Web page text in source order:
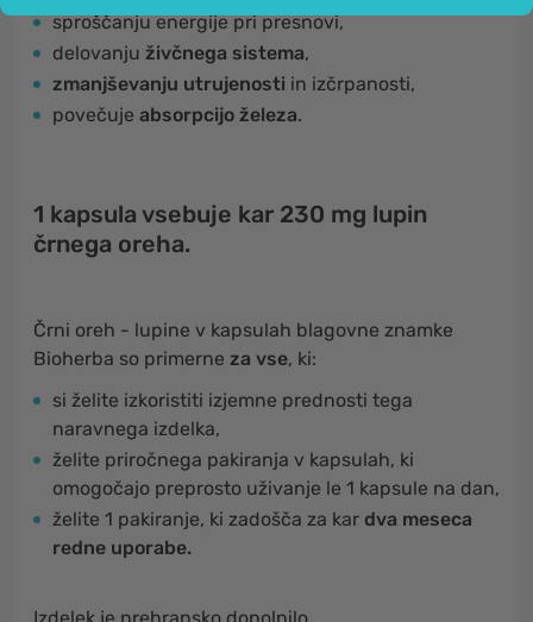
sproščanju energije pri presnovi,
delovanju živčnega sistema,
zmanjševanju utrujenosti in izčrpanosti,
povečuje absorpcijo železa.
1 kapsula vsebuje kar 230 mg lupin
črnega oreha.
Črni oreh - lupine v kapsulah blagovne znamke
Bioherba so primerne za vse, ki:
si želite izkoristiti izjemne prednosti tega
naravnega izdelka,
želite priročnega pakiranja v kapsulah, ki
omogočajo preprosto uživanje le 1 kapsule na dan,
želite 1 pakiranje, ki zadošča za kar dva meseca
redne uporabe.